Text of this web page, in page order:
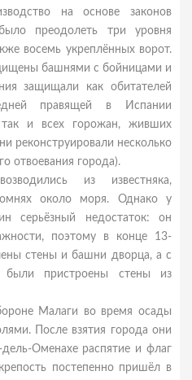
на основе законов
преодолеть три уровня
восемь укреплённых ворот.
башнями с бойницами и
защищали как обитателей
правящей в Испании
так и всех горожан, живших
реконструировали несколько
отвоевания города).
из известняка,
около моря. Однако у
серьёзный недостаток: он
поэтому в конце 13-
стены и башни дворца, а с
пристроены стены из
Малаги во время осады
После взятия города они
Оменахе распятие и флаг
постепенно пришёл в